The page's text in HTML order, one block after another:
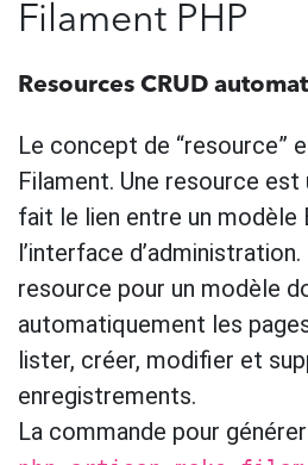
Filament PHP
Resources CRUD
Le concept de “resource”
Filament. Une resource est
fait le lien entre un modèle
l’interface
resource pour un modèle
automatiquement les
lister, créer, modifier et
enregistrements.
La commande pour